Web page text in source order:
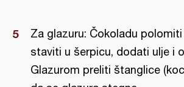
Za glazuru: Čokoladu
staviti u šerpicu, dodati ulje i
Glazurom preliti štanglice